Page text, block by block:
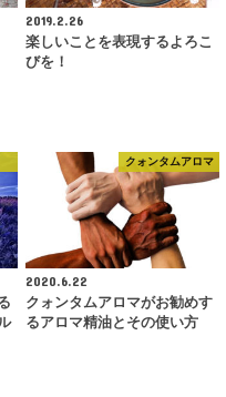
2019.2.26
楽しいことを表現するよろこ
びを！
クォンタムアロマ
2020.6.22
クォンタムアロマがお勧めす
るアロマ精油とその使い方